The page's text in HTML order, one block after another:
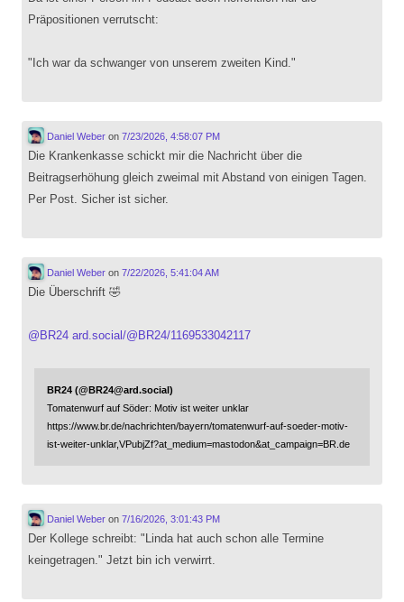
Präpositionen verrutscht:
"Ich war da schwanger von unserem zweiten Kind."
Daniel Weberon 7/23/2026, 4:58:07 PM
Die Krankenkasse schickt mir die Nachricht über die
Beitragserhöhung gleich zweimal mit Abstand von einigen Tagen.
Per Post. Sicher ist sicher.
Daniel Weberon 7/22/2026, 5:41:04 AM
Die Überschrift 🤣
@ BR24 ard.social/@BR24/1169533042117
BR24 (@BR24@ard.social)
Tomatenwurf auf Söder: Motiv ist weiter unklar
https://www.br.de/nachrichten/bayern/tomatenwurf-auf-soeder-motiv-
ist-weiter-unklar,VPubjZf?at_medium=mastodon&at_campaign=BR.de
Daniel Weberon 7/16/2026, 3:01:43 PM
Der Kollege schreibt: "Linda hat auch schon alle Termine
keingetragen." Jetzt bin ich verwirrt.